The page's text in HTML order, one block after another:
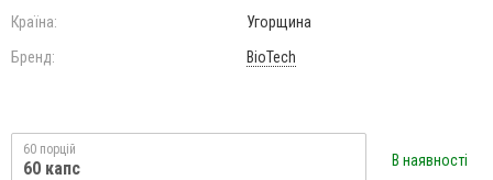
Країна:
Угорщина
Бренд:
BioTech
60 порцій
60 капс В наявності